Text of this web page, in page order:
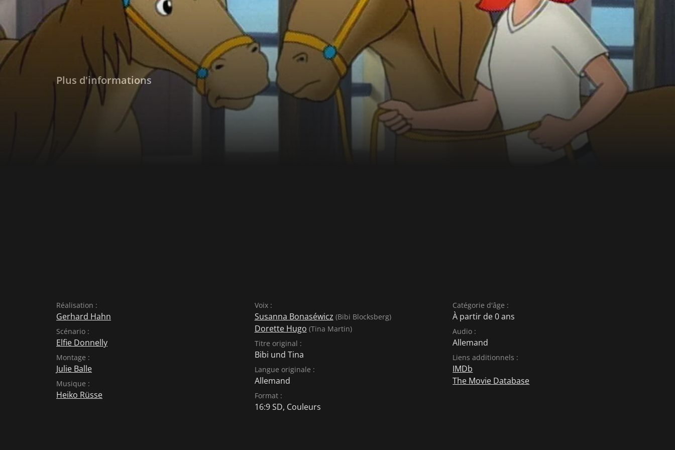
tentent de sauver la ferme équestre : Une histoire passionnante avec
un peu de sorcellerie, un peu d'amour, beaucoup de plaisir et de très
nombreuses scènes de chevaux !
Plus d'informations
Réalisation :
Gerhard Hahn
Scénario :
Elfie Donnelly
Montage :
Julie Balle
Musique :
Heiko Rüsse
Voix :
Susanna Bonaséwicz (Bibi Blocksberg)
Dorette Hugo (Tina Martin)
Titre original :
Bibi und Tina
Langue originale :
Allemand
Format :
16:9 SD, Couleurs
Catégorie d'âge :
À partir de 0 ans
Audio :
Allemand
Liens additionnels :
IMDb
The Movie Database